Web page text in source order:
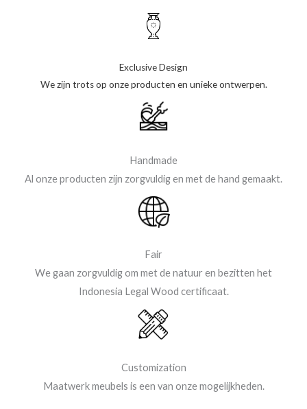
Exclusive Design
We zijn trots op onze producten en unieke ontwerpen.
Handmade
Al onze producten zijn zorgvuldig en met de hand gemaakt.
Fair
We gaan zorgvuldig om met de natuur en bezitten het
Indonesia Legal Wood certificaat.
Customization
Maatwerk meubels is een van onze mogelijkheden.